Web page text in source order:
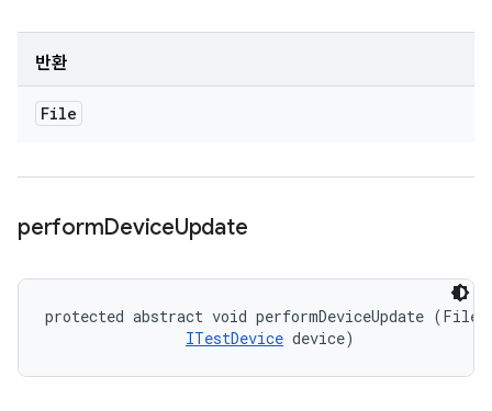
반환
File
performDeviceUpdate
protected abstract void performDeviceUpdate (File
ITestDevice device)